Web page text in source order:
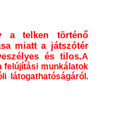
a telken történő
miatt a játszótér
és tilos.A
felújítási munkálatok
látogathatóságáról.